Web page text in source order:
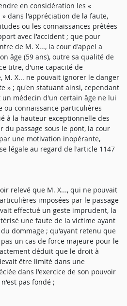
en considération les «
dans l'appréciation de la faute,
ou les connaissances prêtées
avec l'accident ; que pour
de M. X..., la cour d'appel a
âge (59 ans), outre sa qualité de
titre, d'une capacité de
X... ne pouvait ignorer le danger
» ; qu'en statuant ainsi, cependant
médecin d'un certain âge ne lui
connaissance particulières
à la hauteur exceptionnelle des
du passage sous le pont, la cour
une motivation inopérante,
légale au regard de l'article 1147
relevé que M. X..., qui ne pouvait
imposées par le passage
effectué un geste imprudent, la
une faute de la victime ayant
dommage ; qu'ayant retenu que
un cas de force majeure pour le
déduit que le droit à
être limité dans une
dans l'exercice de son pouvoir
pas fondé ;